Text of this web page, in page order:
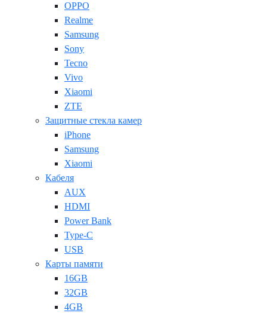
OPPO
Realme
Samsung
Sony
Tecno
Vivo
Xiaomi
ZTE
Защитные стекла камер
iPhone
Samsung
Xiaomi
Кабеля
AUX
HDMI
Power Bank
Type-C
USB
Карты памяти
16GB
32GB
4GB